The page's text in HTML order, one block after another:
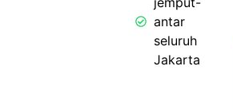
antar
seluruh
Jakarta